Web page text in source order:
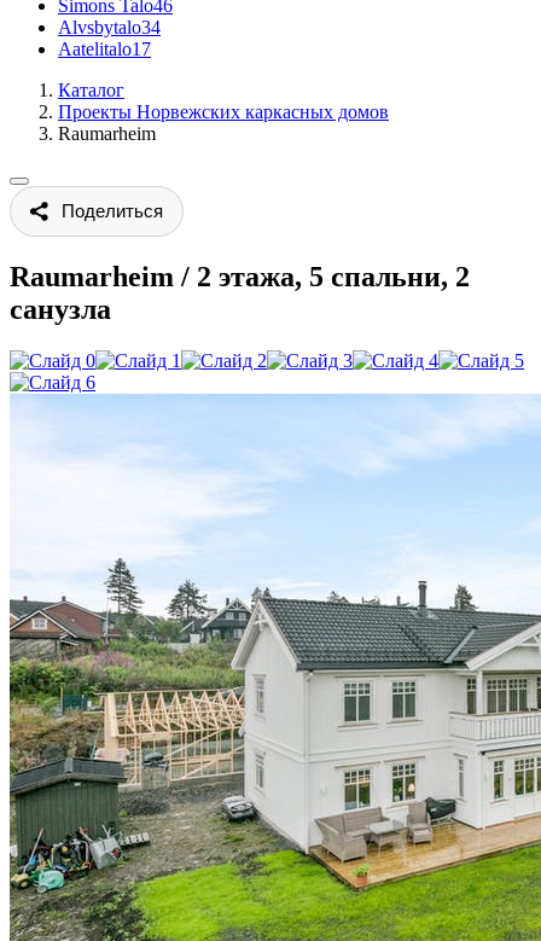
Simons Talo46
Alvsbytalo34
Aatelitalo17
Каталог
Проекты Норвежских каркасных домов
Raumarheim
Поделиться
Raumarheim / 2 этажа, 5 спальни, 2
санузла